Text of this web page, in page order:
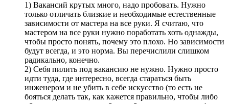
1) Вакансий крутых много, надо пробовать. Нужно
только отличать близкие и необходимые естественные
зависимости от мастера на все руки. Я считаю, что
мастером на все руки нужно поработать хоть однажды,
чтобы просто понять, почему это плохо. Но зависимости
будут всегда, и это норма. Вы перечислили слишком
радикально, конечно.
2) Себя пилить под вакансию не нужно. Нужно просто
идти туда, где интересно, всегда стараться быть
инженером и не убить в себе искусство (то есть не
бояться делать так, как кажется правильно, чтобы либо